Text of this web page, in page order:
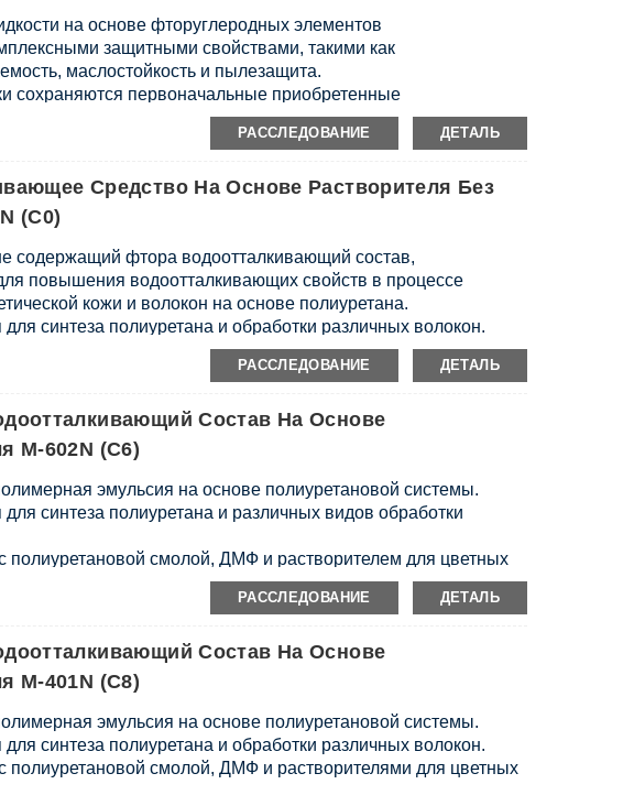
на основе фторуглеродных элементов
защитными свойствами, такими как
маслостойкость и пылезащита.
сохраняются первоначальные приобретенные
и тактильные свойства материала.
РАССЛЕДОВАНИЕ ДЕТАЛЬ
Средство На Основе Растворителя Без
(C0)
содержащий фтора водоотталкивающий состав,
повышения водоотталкивающих свойств в процессе
кожи и волокон на основе полиуретана.
для синтеза полиуретана и обработки различных волокон.
полиуретановой смолой, ДМФ и растворителями для цветных
РАССЛЕДОВАНИЕ ДЕТАЛЬ
Состав На Основе
M-602N (C6)
эмульсия на основе полиуретановой системы.
для синтеза полиуретана и различных видов обработки
полиуретановой смолой, ДМФ и растворителем для цветных
РАССЛЕДОВАНИЕ
ДЕТАЛЬ
Состав На Основе
M-401N (C8)
эмульсия на основе полиуретановой системы.
для синтеза полиуретана и обработки различных волокон.
полиуретановой смолой, ДМФ и растворителями для цветных